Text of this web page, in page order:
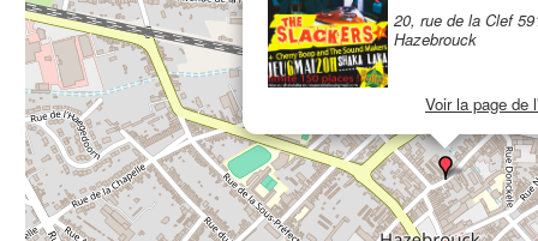
20, rue de la Clef
Hazebrouck
Voir la page de